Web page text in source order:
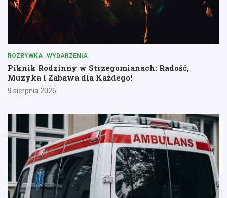
ROZRYWKA WYDARZENIA
Piknik Rodzinny w Strzegomianach: Radość,
Muzyka i Zabawa dla Każdego!
9 sierpnia 2026